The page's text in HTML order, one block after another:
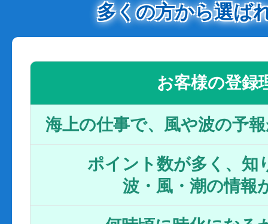
多くの方から選ば
お客様の登録
海上の仕事で、風や波の予
ポイント数が多く、知
波・風・潮の情報